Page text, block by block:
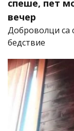
спеше, пет
вечер
Доброволци са
бедствие